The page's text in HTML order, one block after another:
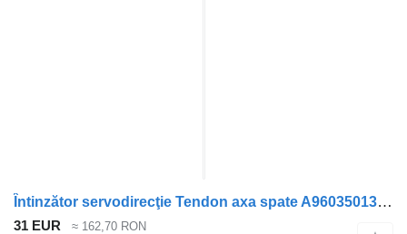
Întinzător servodirecţie Tendon axa spate A9603501306 pentru cap tractor Mercedes-Benz ACTROS MP4
31 EUR ≈ 162,70 RON